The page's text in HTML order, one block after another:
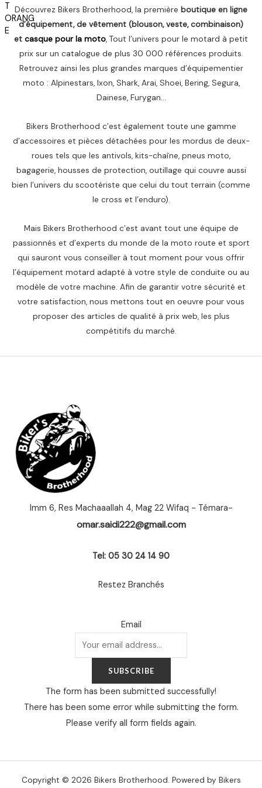
.
م
.t
:
0
د
م
.
:
1
,
6
5
.
م
.
Découvrez Bikers Brotherhood, la première boutique en ligne
d’équipement, de vêtement (blouson, veste, combinaison)
et casque pour la moto, Tout l’univers pour le motard à petit
prix sur un catalogue de plus 30 000 références produits.
Retrouvez ainsi les plus grandes marques d’équipementier
moto : Alpinestars, Ixon, Shark, Arai, Shoei, Bering, Segura,
Dainese, Furygan…
Bikers Brotherhood c’est également toute une gamme
d’accessoires et pièces détachées pour les mordus de deux-
roues tels que les antivols, kits-chaîne, pneus moto,
bagagerie, housses de protection, outillage qui couvre aussi
bien l’univers du scootériste que celui du tout terrain (comme
le cross et l’enduro).
Mais Bikers Brotherhood c’est avant tout une équipe de
passionnés et d’experts du monde de la moto route et sport
qui sauront vous conseiller à tout moment pour vous offrir
l’équipement motard adapté à votre style de conduite ou au
modèle de votre machine. Afin de garantir votre sécurité et
votre satisfaction, nous mettons tout en oeuvre pour vous
proposer des articles de qualité à prix web, les plus
compétitifs du marché.
Imm 6, Res Machaaallah 4, Mag 22 Wifaq - Témara-
omar.saidi222@gmail.com
Tel: 05 30 24 14 90
Restez Branchés
Email
SUBSCRIBE
The form has been submitted successfully!
There has been some error while submitting the form.
Please verify all form fields again.
Copyright © 2026 Bikers Brotherhood. Powered by Bikers